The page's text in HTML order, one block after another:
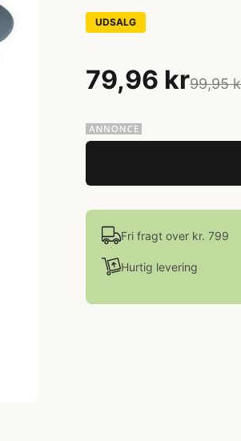
UDSALG
79,96 kr99,95
Fri fragt over kr. 799
Hurtig levering